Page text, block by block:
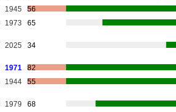
1945
56
1973 65
2025 34
1971
82
1944 55
1979 68